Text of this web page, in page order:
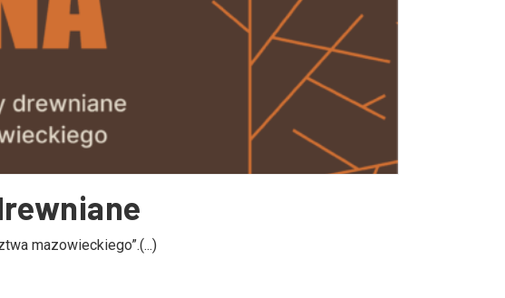
mazowieckiego”.(...)